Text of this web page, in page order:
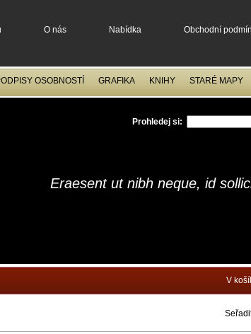
O nás Nabídka Obchodní
OSOBNOSTÍ GRAFIKA KNIHY STARÉ MAPY
Eraesent ut nibh neque, id
Prohledej si:
V